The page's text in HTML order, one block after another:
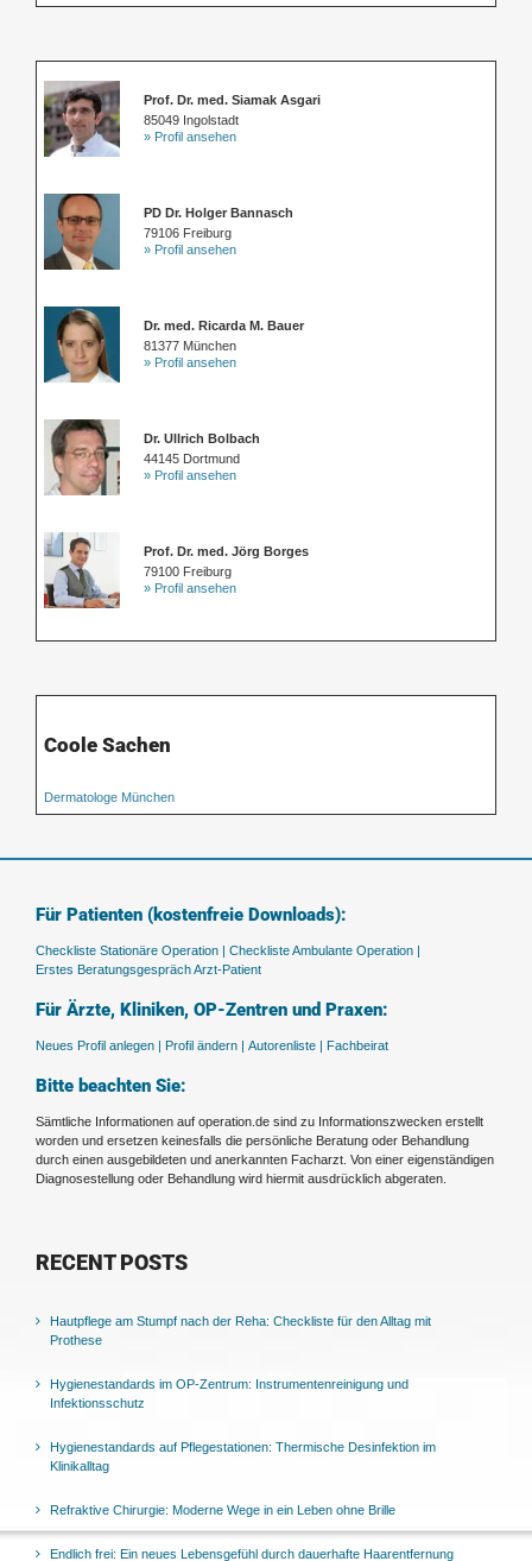
Prof. Dr. med. Siamak Asgari
85049 Ingolstadt
» Profil ansehen
PD Dr. Holger Bannasch
79106 Freiburg
» Profil ansehen
Dr. med. Ricarda M. Bauer
81377 München
» Profil ansehen
Dr. Ullrich Bolbach
44145 Dortmund
» Profil ansehen
Prof. Dr. med. Jörg Borges
79100 Freiburg
» Profil ansehen
Coole Sachen
Dermatologe München
Für Patienten (kostenfreie Downloads):
Checkliste Stationäre Operation | Checkliste Ambulante Operation |
Erstes Beratungsgespräch Arzt-Patient
Für Ärzte, Kliniken, OP-Zentren und Praxen:
Neues Profil anlegen | Profil ändern | Autorenliste | Fachbeirat
Bitte beachten Sie:
Sämtliche Informationen auf operation.de sind zu Informationszwecken erstellt
worden und ersetzen keinesfalls die persönliche Beratung oder Behandlung
durch einen ausgebildeten und anerkannten Facharzt. Von einer eigenständigen
Diagnosestellung oder Behandlung wird hiermit ausdrücklich abgeraten.
RECENT POSTS
Hautpflege am Stumpf nach der Reha: Checkliste für den Alltag mit
Prothese
Hygienestandards im OP-Zentrum: Instrumentenreinigung und
Infektionsschutz
Hygienestandards auf Pflegestationen: Thermische Desinfektion im
Klinikalltag
Refraktive Chirurgie: Moderne Wege in ein Leben ohne Brille
Endlich frei: Ein neues Lebensgefühl durch dauerhafte Haarentfernung